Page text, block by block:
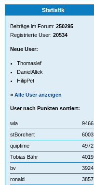
Statistik
Beiträge im Forum: 250295
Registrierte User: 20534
Neue User:
Thomaslef
DanielAltek
HilipPet
» Alle User anzeigen
User nach Punkten sortiert:
wla
9466
stBorchert
6003
quiptime
4972
Tobias Bähr
4019
bv
3924
ronald
3857